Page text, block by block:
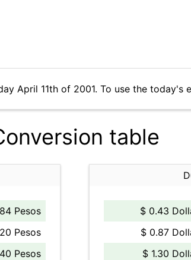
April 11th of 2001. To use the today's
table
Pesos
Pesos
Pesos
$ 0.43
$ 0.87
$ 1.30